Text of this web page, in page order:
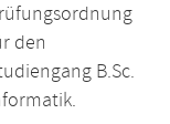
den
B.Sc.